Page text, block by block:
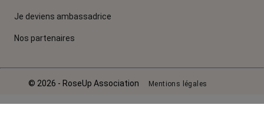
Je deviens ambassadrice
Nos partenaires
© 2026 - RoseUp Association Mentions légales